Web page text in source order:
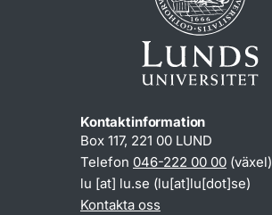
Kontaktinformation
Box 117, 221 00 LUND
Telefon 046-222 00 00 (växel)
lu [at] lu.se (lu[at]lu[dot]se)
Kontakta oss